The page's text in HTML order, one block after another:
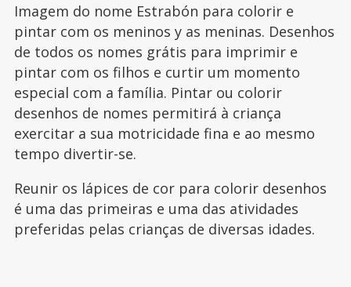
Imagem do nome Estrabón para colorir e
pintar com os meninos y as meninas. Desenhos
de todos os nomes grátis para imprimir e
pintar com os filhos e curtir um momento
especial com a família. Pintar ou colorir
desenhos de nomes permitirá à criança
exercitar a sua motricidade fina e ao mesmo
tempo divertir-se.
Reunir os lápices de cor para colorir desenhos
é uma das primeiras e uma das atividades
preferidas pelas crianças de diversas idades.